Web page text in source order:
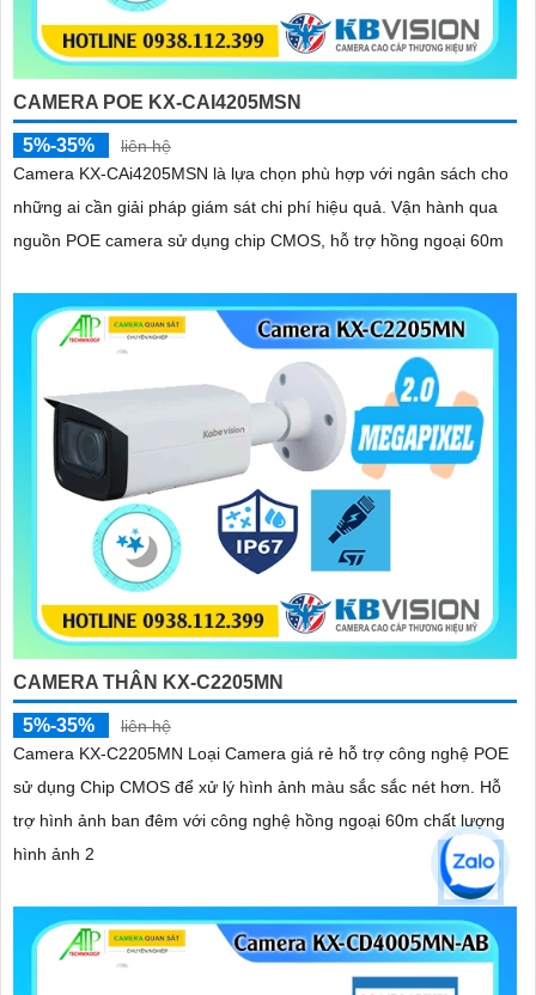
CAMERA POE KX-CAI4205MSN
5%-35%
liên hệ
Camera KX-CAi4205MSN là lựa chọn phù hợp với ngân sách cho
những ai cần giải pháp giám sát chi phí hiệu quả. Vận hành qua
nguồn POE camera sử dụng chip CMOS, hỗ trợ hồng ngoại 60m
CAMERA THÂN KX-C2205MN
5%-35%
liên hệ
Camera KX-C2205MN Loại Camera giá rẻ hỗ trợ công nghệ POE
sử dụng Chip CMOS để xử lý hình ảnh màu sắc sắc nét hơn. Hỗ
trợ hình ảnh ban đêm với công nghệ hồng ngoại 60m chất lượng
hình ảnh 2